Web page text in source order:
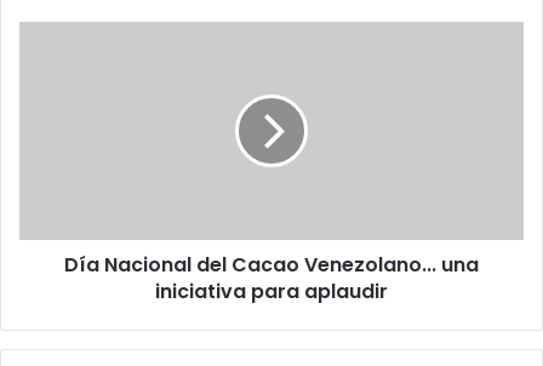
aplaudir
Día Nacional del Cacao Venezolano... una
iniciativa para aplaudir